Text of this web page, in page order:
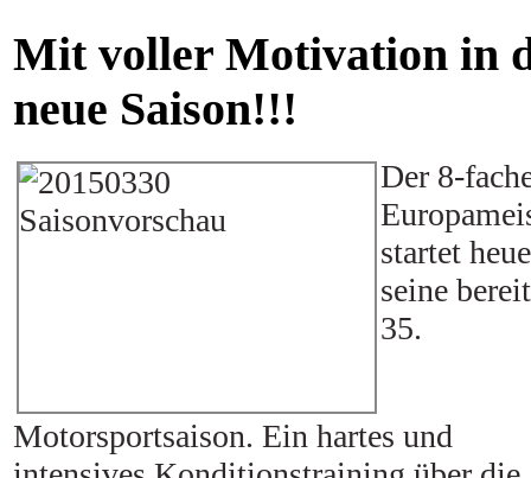
Mit voller Motivation in
neue Saison!!!
Der 8-
startet
seine
35.
Motorsportsaison. Ein hartes und